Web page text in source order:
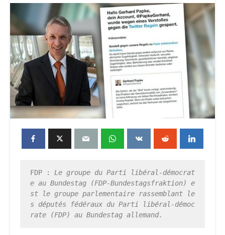
FDP : Le groupe du Parti libéral-démocrat
e au Bundestag (FDP-Bundestagsfraktion) e
st le groupe parlementaire rassemblant le
s députés fédéraux du Parti libéral-démoc
rate (FDP) au Bundestag allemand.